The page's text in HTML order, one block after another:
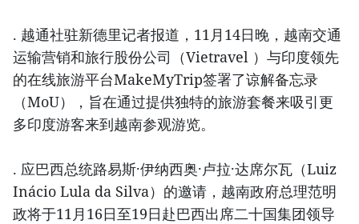
. 越通社驻新德里记者报道，11月14日晚，越南交通
运输营销和旅行股份公司（Vietravel ）与印度领先
的在线旅游平台MakeMyTrip签署了谅解备忘录
（MoU），旨在通过提供独特的旅游套餐来吸引更
多印度游客来到越南参观游览。
. 应巴西总统路易斯·伊纳西奥·卢拉·达席尔瓦（Luiz
Inácio Lula da Silva）的邀请，越南政府总理范明
政将于11月16日至19日赴巴西出席二十国集团领导